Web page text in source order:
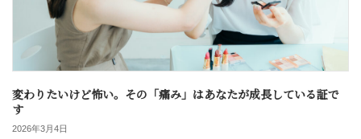
変わりたいけど怖い。その「痛み」はあなたが成長している証で
す
2026年3月4日